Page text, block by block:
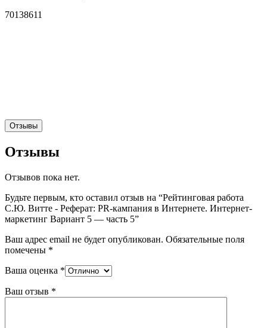
70138611
Отзывы
Отзывы
Отзывов пока нет.
Будьте первым, кто оставил отзыв на “Рейтинговая работа
С.Ю. Витте - Реферат: PR-кампания в Интернете. Интернет-
маркетинг Вариант 5 — часть 5”
Ваш адрес email не будет опубликован. Обязательные поля
помечены *
Ваша оценка *
Ваш отзыв *